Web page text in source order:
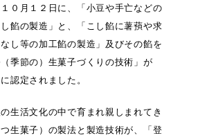
０月１２日に、「小豆や手亡などの
餡の製造」と、「こし餡に薯蕷や求
し等の加工餡の製造」及びその餡を
季節の）生菓子づくりの技術」が
認定されました。
生活文化の中で育まれ親しまれてき
生菓子）の製法と製造技術が、「登